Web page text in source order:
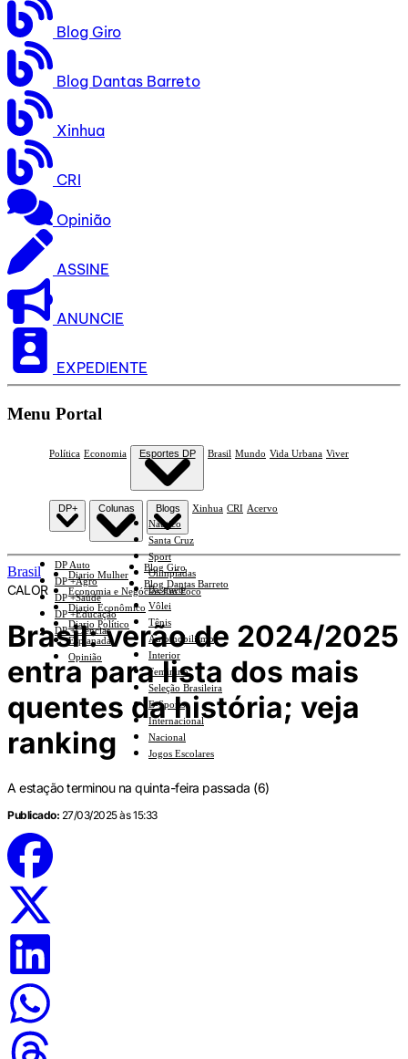
Blog Giro
Blog Dantas Barreto
Xinhua
CRI
Opinião
ASSINE
ANUNCIE
EXPEDIENTE
Menu Portal
Política Economia Esportes DP
Náutico
Santa Cruz
Sport
Olimpíadas
Basquete
Vôlei
Tênis
Automobilismo
Interior
Feminino
Seleção Brasileira
E-Sports
Internacional
Nacional
Jogos Escolares
Brasil Mundo Vida Urbana Viver
DP+
DP Auto
DP +Agro
DP +Saúde
DP +Educação
DP +Ciências
Colunas
Diario Mulher
Economia e Negócios Em Foco
Diario Econômico
Diario Político
Esplanada
Opinião
Blogs
Blog Giro
Blog Dantas Barreto
Xinhua CRI Acervo
Brasil
CALOR
Brasil: verão de 2024/2025
entra para lista dos mais
quentes da história; veja
ranking
A estação terminou na quinta-feira passada (6)
Publicado: 27/03/2025 às 15:33